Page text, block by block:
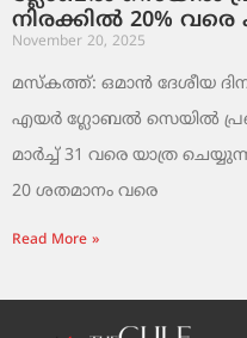
നിരക്കിൽ 20% വരെ
November 20, 2025
മസ്‌കത്ത്: ഒമാൻ ദേശീയ
എയർ ഗ്ലോബൽ സെയിൽ
മാർച്ച് 31 വരെ യാത്ര
20 ശതമാനം വരെ
Read More »